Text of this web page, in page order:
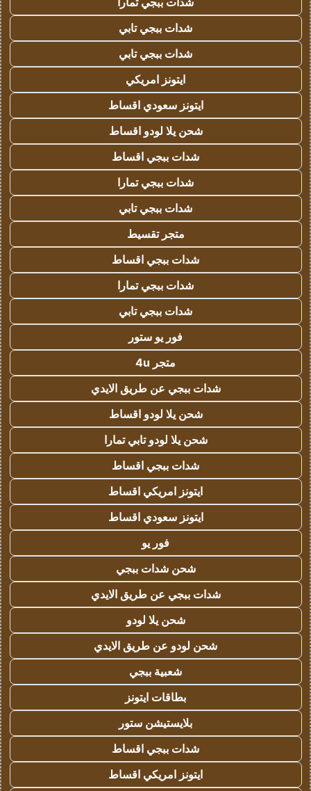
شدات ببجي تابي
شدات ببجي تابي
ايتونز امريكي
ايتونز سعودي اقساط
شحن يلا لودو اقساط
شدات ببجي اقساط
شدات ببجي تمارا
شدات ببجي تابي
متجر تقسيط
شدات ببجي اقساط
شدات ببجي تمارا
شدات ببجي تابي
فور يو ستور
متجر 4u
شدات ببجي عن طريق الايدي
شحن يلا لودو اقساط
شحن يلا لودو تابي تمارا
شدات ببجي اقساط
ايتونز امريكي اقساط
ايتونز سعودي اقساط
فور يو
شحن شدات ببجي
شدات ببجي عن طريق الايدي
شحن يلا لودو
شحن لودو عن طريق الايدي
شعبية ببجي
بطاقات ايتونز
بلايستيشن ستور
شدات ببجي اقساط
ايتونز امريكي اقساط